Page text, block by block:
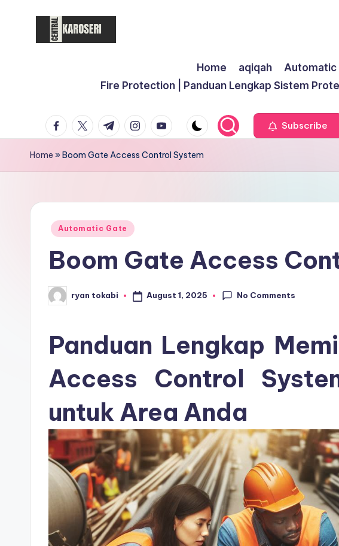
r
l
Home aqiqah Automatic
Fire Protection | Panduan Lengkap Sistem
facebook.com
twitter.com
t.me instagram.com
youtube.com Subscribe
Home »Boom Gate Access Control System
Posted
Automatic Gate
Boom Gate Access
Posted
by
ryan tokabi August 1, 2025 No Comments
Panduan Lengkap
Access Control
untuk Area Anda